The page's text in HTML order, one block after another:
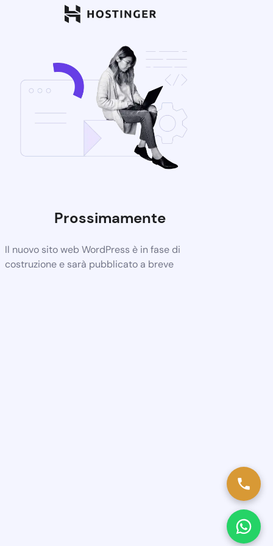
Prossimamente
Il nuovo sito web WordPress è in fase di
costruzione e sarà pubblicato a breve